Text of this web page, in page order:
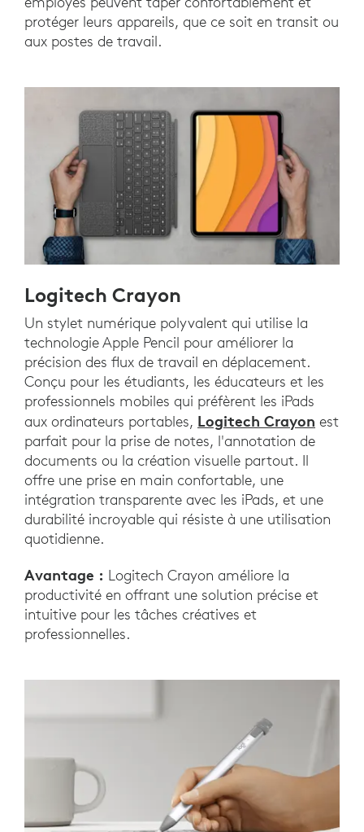
protéger leurs appareils, que ce soit en transit ou
aux postes de travail.
Logitech Crayon
Un stylet numérique polyvalent qui utilise la
technologie Apple Pencil pour améliorer la
précision des flux de travail en déplacement.
Conçu pour les étudiants, les éducateurs et les
professionnels mobiles qui préfèrent les iPads
aux ordinateurs portables, Logitech Crayon est
parfait pour la prise de notes, l'annotation de
documents ou la création visuelle partout. Il
offre une prise en main confortable, une
intégration transparente avec les iPads, et une
durabilité incroyable qui résiste à une utilisation
quotidienne.
Avantage : Logitech Crayon améliore la
productivité en offrant une solution précise et
intuitive pour les tâches créatives et
professionnelles.